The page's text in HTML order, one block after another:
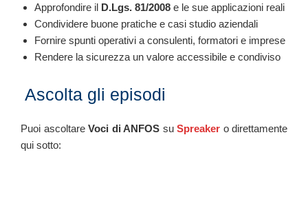
Approfondire il D.Lgs. 81/2008 e le sue applicazioni reali
Condividere buone pratiche e casi studio aziendali
Fornire spunti operativi a consulenti, formatori e imprese
Rendere la sicurezza un valore accessibile e condiviso
️ Ascolta gli episodi
Puoi ascoltare Voci di ANFOS su Spreaker o direttamente
qui sotto: